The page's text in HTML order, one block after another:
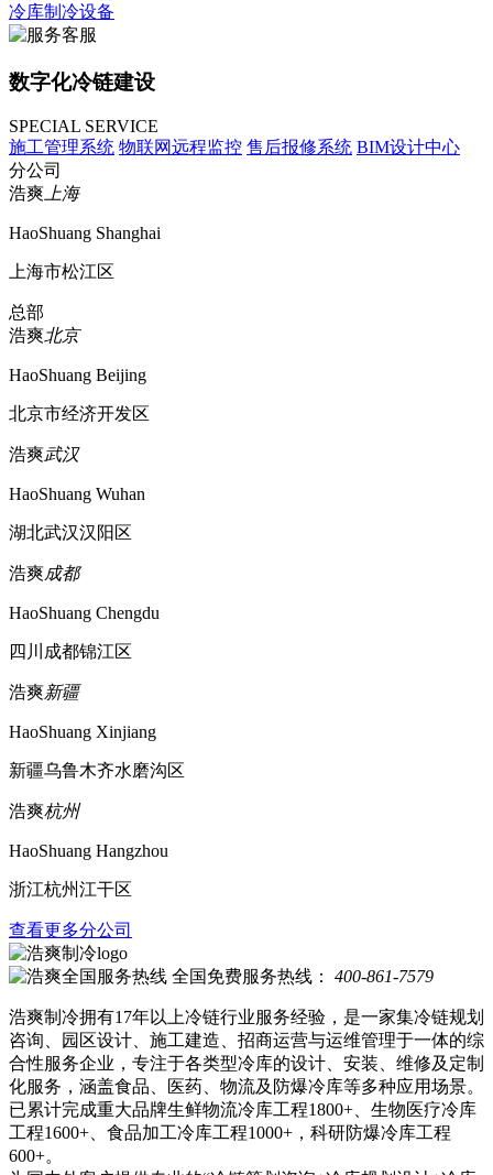
冷库制冷设备
数字化冷链建设
SPECIAL SERVICE
施工管理系统 物联网远程监控 售后报修系统 BIM设计中心
分公司
浩爽上海
HaoShuang Shanghai
上海市松江区
总部
浩爽北京
HaoShuang Beijing
北京市经济开发区
浩爽武汉
HaoShuang Wuhan
湖北武汉汉阳区
浩爽成都
HaoShuang Chengdu
四川成都锦江区
浩爽新疆
HaoShuang Xinjiang
新疆乌鲁木齐水磨沟区
浩爽杭州
HaoShuang Hangzhou
浙江杭州江干区
查看更多分公司
全国免费服务热线： 400-861-7579
浩爽制冷拥有17年以上冷链行业服务经验，是一家集冷链规划
咨询、园区设计、施工建造、招商运营与运维管理于一体的综
合性服务企业，专注于各类型冷库的设计、安装、维修及定制
化服务，涵盖食品、医药、物流及防爆冷库等多种应用场景。
已累计完成重大品牌生鲜物流冷库工程1800+、生物医疗冷库
工程1600+、食品加工冷库工程1000+，科研防爆冷库工程
600+。